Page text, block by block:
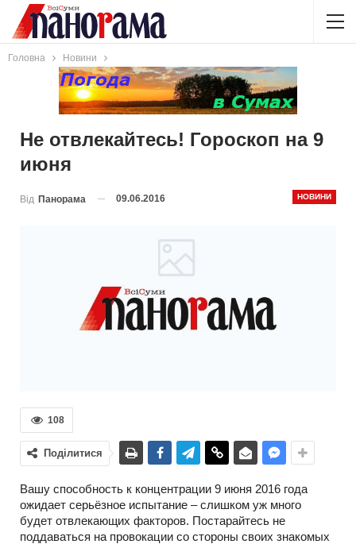
Головна Новини
Не отвлекайтесь! Гороскоп на 9
июня
НОВИНИ
Від Панорама 09.06.2016
108
Поділитися
Вашу способность к концентрации 9 июня 2016 года
ожидает серьёзное испытание – слишком уж много
будет отвлекающих факторов. Постарайтесь не
поддаваться на провокации со стороны своих знакомых